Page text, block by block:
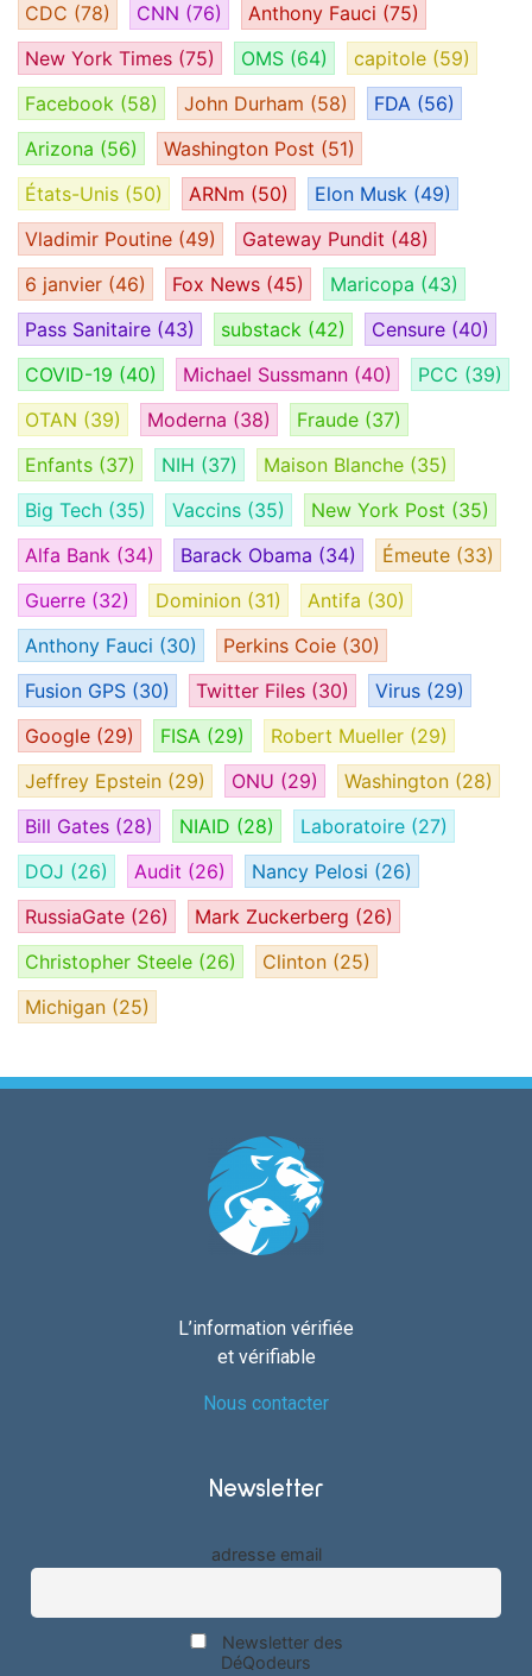
CDC (78) CNN (76) Anthony Fauci (75)
New York Times (75) OMS (64) capitole (59)
Facebook (58) John Durham (58) FDA (56)
Arizona (56) Washington Post (51)
États-Unis (50) ARNm (50) Elon Musk (49)
Vladimir Poutine (49) Gateway Pundit (48)
6 janvier (46) Fox News (45) Maricopa (43)
Pass Sanitaire (43) substack (42) Censure (40)
COVID-19 (40) Michael Sussmann (40) PCC (39)
OTAN (39) Moderna (38) Fraude (37)
Enfants (37) NIH (37) Maison Blanche (35)
Big Tech (35) Vaccins (35) New York Post (35)
Alfa Bank (34) Barack Obama (34) Émeute (33)
Guerre (32) Dominion (31) Antifa (30)
Anthony Fauci (30) Perkins Coie (30)
Fusion GPS (30) Twitter Files (30) Virus (29)
Google (29) FISA (29) Robert Mueller (29)
Jeffrey Epstein (29) ONU (29) Washington (28)
Bill Gates (28) NIAID (28) Laboratoire (27)
DOJ (26) Audit (26) Nancy Pelosi (26)
RussiaGate (26) Mark Zuckerberg (26)
Christopher Steele (26) Clinton (25)
Michigan (25)
L’information vérifiée
et vérifiable
Nous contacter
Newsletter
adresse email
Newsletter des
DéQodeurs